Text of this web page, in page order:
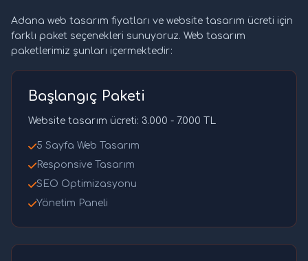
Adana web tasarım fiyatları ve website tasarım ücreti için
farklı paket seçenekleri sunuyoruz. Web tasarım
paketlerimiz şunları içermektedir:
Başlangıç Paketi
Website tasarım ücreti: 3.000 - 7.000 TL
5 Sayfa Web Tasarım
Responsive Tasarım
SEO Optimizasyonu
Yönetim Paneli